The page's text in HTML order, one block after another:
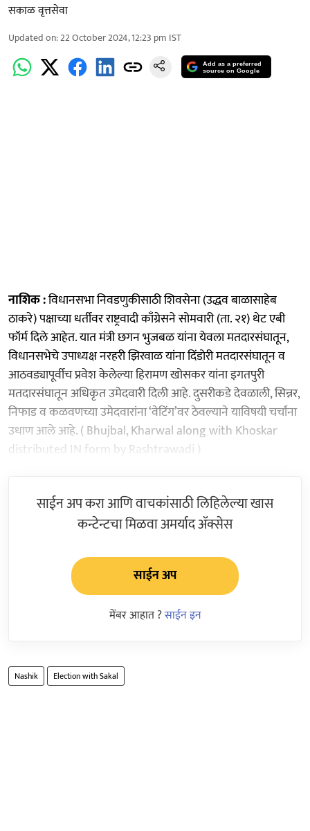
सकाळ वृत्तसेवा
Updated on:22 October 2024, 12:23 pm IST
Add as a preferred
source on Google
नाशिक :विधानसभा निवडणुकीसाठी शिवसेना (उद्धव बाळासाहेब
ठाकरे) पक्षाच्या धर्तीवर राष्ट्रवादी काँग्रेसने सोमवारी (ता. २१) थेट एबी
फॉर्म दिले आहेत. यात मंत्री छगन भुजबळ यांना येवला मतदारसंघातून,
विधानसभेचे उपाध्यक्ष नरहरी झिरवाळ यांना दिंडोरी मतदारसंघातून व
आठवड्यापूर्वीच प्रवेश केलेल्या हिरामण खोसकर यांना इगतपुरी
मतदारसंघातून अधिकृत उमेदवारी दिली आहे. दुसरीकडे देवळाली, सिन्नर,
निफाड व कळवणच्या उमेदवारांना ‘वेटिंग’वर ठेवल्याने याविषयी चर्चांना
उधाण आले आहे. ( Bhujbal, Kharwal along with Khoskar
distributed IN form by Rashtrawadi )
साईन अप करा आणि वाचकांसाठी लिहिलेल्या खास
कन्टेन्टचा मिळवा अमर्याद ॲक्सेस
साईन अप
मेंबर आहात ?साईन इन
Nashik Election with Sakal